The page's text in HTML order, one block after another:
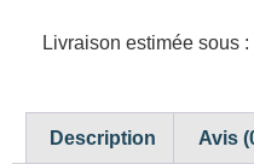
Livraison estimée sous :
Description Avis